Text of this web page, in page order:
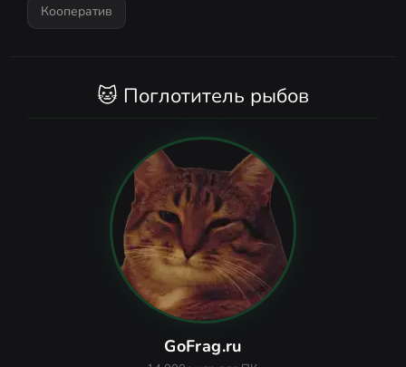
Кооператив
🐱 Поглотитель рыбов
GoFrag.ru